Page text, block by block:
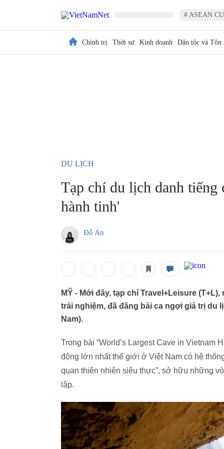
# ASEAN
Chính trị Thời sự Kinh doanh Dân tộc và Tôn
DU LỊCH
Tạp chí du lịch danh
hành tinh'
Đỗ An
MỸ - Mới đây, tạp chí Travel+Leisure
trải nghiệm, đã đăng bài ca ngợi giá trị du
Nam).
Trong bài “World’s Largest Cave in Vietnam
động lớn nhất thế giới ở Việt Nam có hệ
quan thiên nhiên siêu thực”, sở hữu những
lập.